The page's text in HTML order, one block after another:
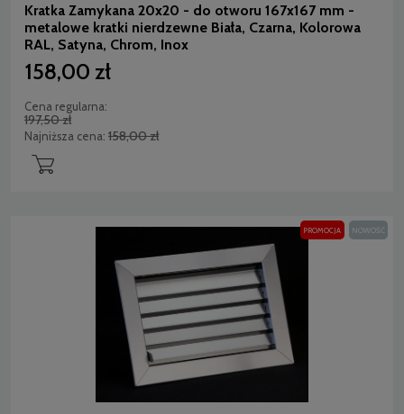
Kratka Zamykana 20x20 - do otworu 167x167 mm -
metalowe kratki nierdzewne Biała, Czarna, Kolorowa
RAL, Satyna, Chrom, Inox
158,00 zł
Cena regularna:
197,50 zł
Najniższa cena: 158,00 zł
PROMOCJA NOWOŚĆ